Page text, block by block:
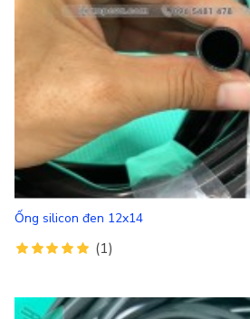
Ống silicon đen 12x14
(1)